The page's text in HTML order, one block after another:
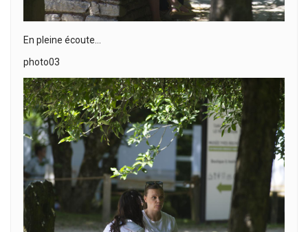
En pleine écoute…
photo03